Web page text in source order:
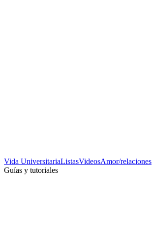
Vida UniversitariaListasVideosAmor/relaciones
Guías y tutoriales